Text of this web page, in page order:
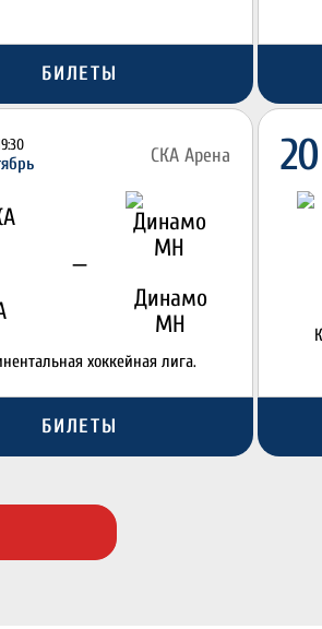
БИЛЕТЫ
СКА Арена
—
Динамо
МН
хоккейная лига.
БИЛЕТЫ
20